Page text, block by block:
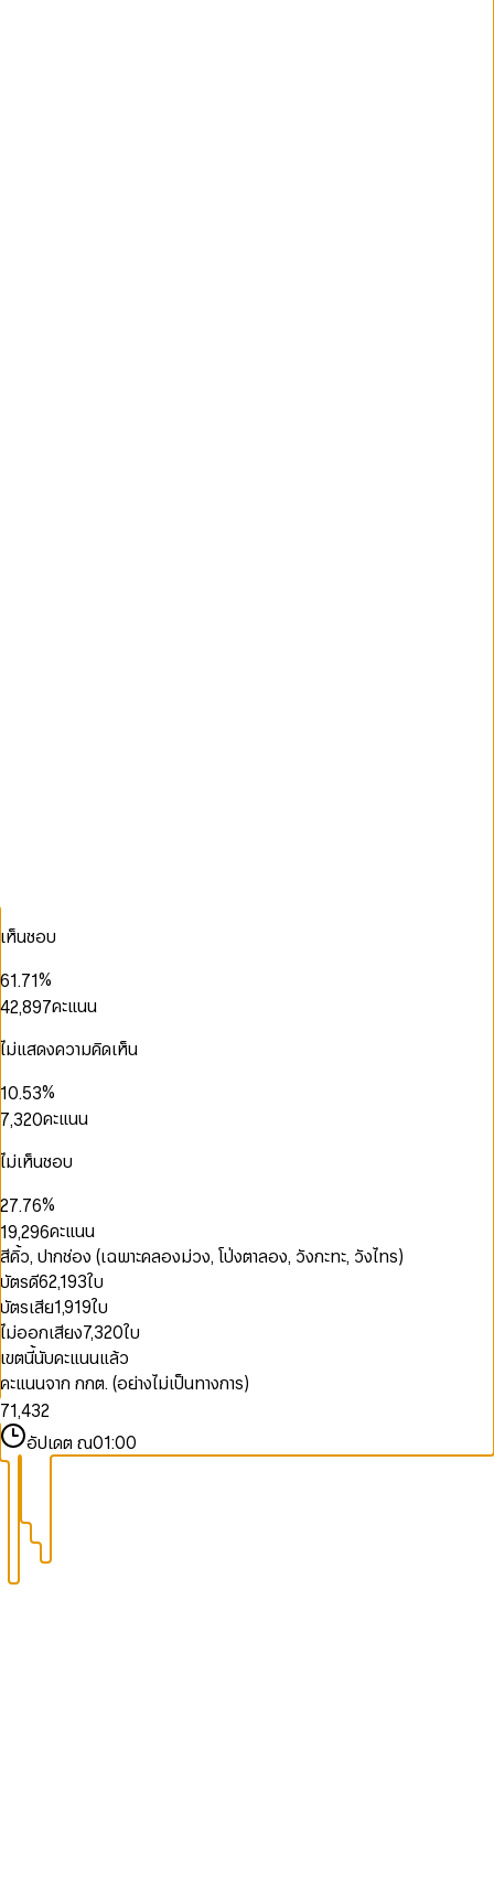
เห็นชอบ
2
4
6
7
8
9
1
2
3
4
5
6
7
8
.
5
7
8
9
1
2
3
4
5
6
7
8
%
0
1
3
4
6
8
9
1
2
4
6
7
8
9
,
5
7
8
6
7
8
9
4
5
6
7
9
คะแนน
ไม่แสดงความคิดเห็น
1
2
3
4
5
6
7
8
9
0
1
2
3
4
5
6
7
8
9
.
0
1
3
5
6
7
8
9
1
3
4
5
6
7
8
9
%
0
1
2
3
4
6
7
9
,
0
2
3
5
7
8
9
1
2
4
6
7
8
9
0
2
4
5
6
7
8
9
คะแนน
ไม่เห็นชอบ
0
2
3
4
5
6
7
8
9
1
2
3
5
7
8
9
.
1
2
3
5
7
8
9
0
1
2
4
6
7
8
9
%
1
2
3
4
5
6
7
8
9
0
2
3
4
5
6
8
9,
1
2
3
4
5
6
7
8
9
0
2
3
4
5
6
8
9
0
1
3
4
5
6
7
8
9
คะแนน
สีคิ้ว, ปากช่อง (เฉพาะคลองม่วง, โป่งตาลอง, วังกะทะ, วังไทร)
บัตรดี62,193ใบ
บัตรเสีย1,919ใบ
ไม่ออกเสียง7,320ใบ
เขตนี้นับคะแนนแล้ว
คะแนนจาก กกต. (อย่างไม่เป็นทางการ)
0
1
2
3
4
5
6
7
8
9
0
1
2
3
4
,
0
1
2
3
4
5
6
0
1
2
3
4
5
9
0
1
2
3
4
9
อัปเดต ณ01:00